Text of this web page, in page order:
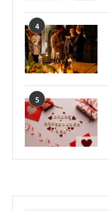
4
5